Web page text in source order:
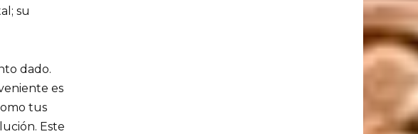
su
dado.
es
tus
Este